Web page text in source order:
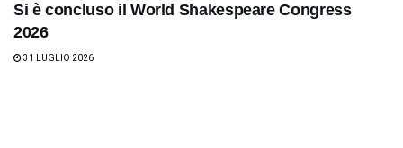
Si è concluso il World Shakespeare Congress
2026
31 LUGLIO 2026